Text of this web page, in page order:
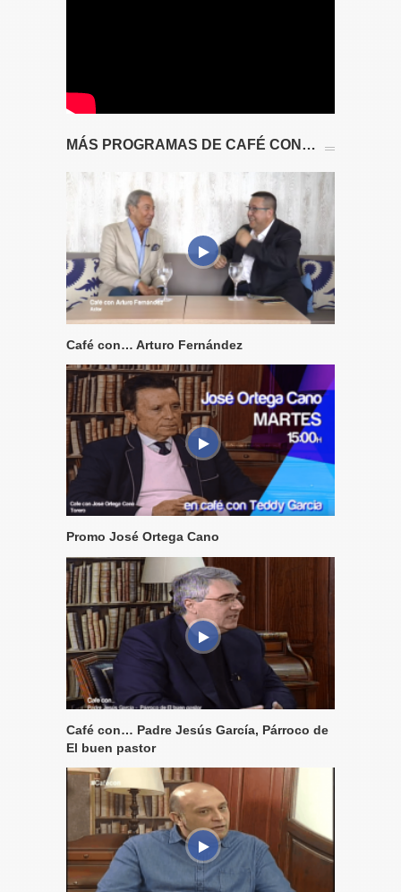
MÁS PROGRAMAS DE CAFÉ CON…
Café con… Arturo Fernández
Promo José Ortega Cano
Café con… Padre Jesús García, Párroco de
El buen pastor